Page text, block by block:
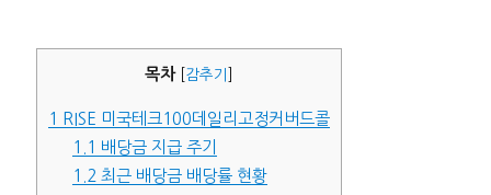
목차 감추기
1
RISE 미국테크100데일리고정커버드콜
1.1 배당금 지급 주기
1.2 최근 배당금 배당률 현황